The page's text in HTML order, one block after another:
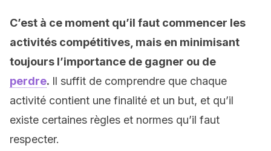
C’est à ce moment qu’il faut commencer les
activités compétitives, mais en minimisant
toujours l’importance de gagner ou de
perdre. Il suffit de comprendre que chaque
activité contient une finalité et un but, et qu’il
existe certaines règles et normes qu’il faut
respecter.